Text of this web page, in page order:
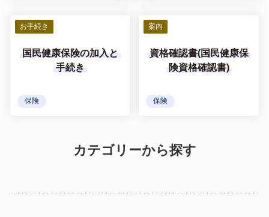
お手続き
国民健康保険の加入と
手続き
保険
案内
資格確認書(国民健康保
険資格確認書)
保険
カテゴリーから探す